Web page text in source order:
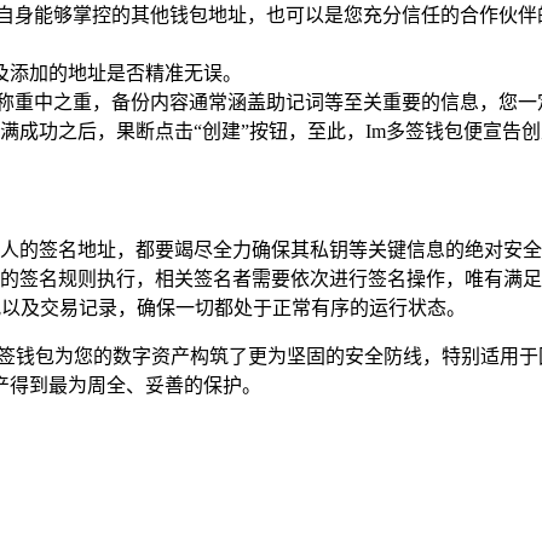
身能够掌控的其他钱包地址，也可以是您充分信任的合作伙
加的地址是否精准无误。
重中之重，备份内容通常涵盖助记词等至关重要的信息，您
成功之后，果断点击“创建”按钮，至此，Im多签钱包便宣告
的签名地址，都要竭尽全力确保其私钥等关键信息的绝对安
签名规则执行，相关签名者需要依次进行签名操作，唯有满
及交易记录，确保一切都处于正常有序的运行状态。
钱包为您的数字资产构筑了更为坚固的安全防线，特别适用
到最为周全、妥善的保护。